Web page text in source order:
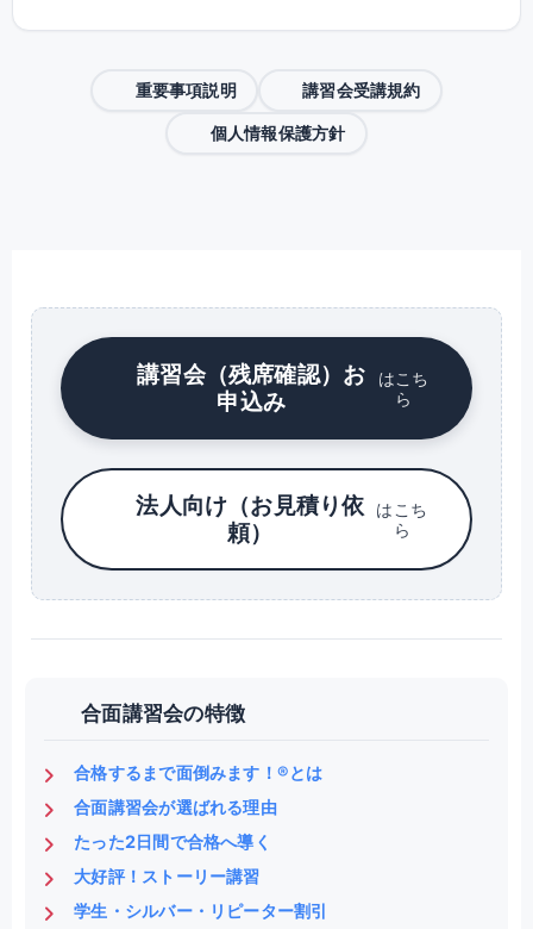
重要事項説明 講習会受講規約
個人情報保護方針
講習会（残席確認）お
申込み
はこち
ら
法人向け（お見積り依
頼）
はこち
ら
合面講習会の特徴
合格するまで面倒みます！®とは
合面講習会が選ばれる理由
たった2日間で合格へ導く
大好評！ストーリー講習
学生・シルバー・リピーター割引